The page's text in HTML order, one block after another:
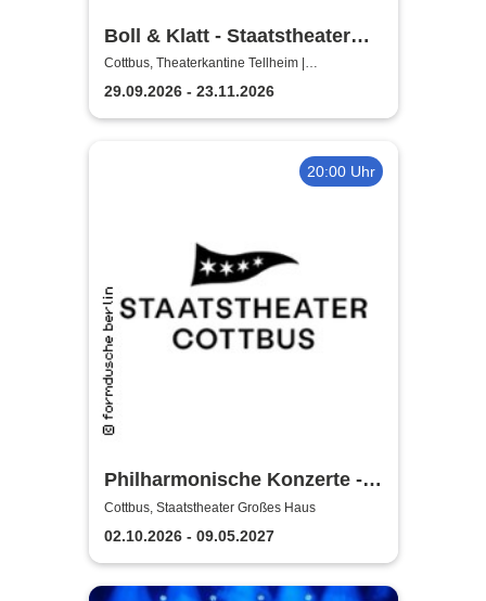
Boll & Klatt - Staatstheater
Cottbus
Cottbus, Theaterkantine Tellheim |
Staatstheater Cottbus
29.09.2026 - 23.11.2026
20:00 Uhr
Philharmonische Konzerte -
Staatstheater Cottbus
Cottbus, Staatstheater Großes Haus
02.10.2026 - 09.05.2027